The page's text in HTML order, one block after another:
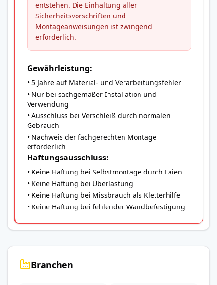
entstehen. Die Einhaltung aller
Sicherheitsvorschriften und
Montageanweisungen ist zwingend
erforderlich.
Gewährleistung:
• 5 Jahre auf Material- und Verarbeitungsfehler
• Nur bei sachgemäßer Installation und
Verwendung
• Ausschluss bei Verschleiß durch normalen
Gebrauch
• Nachweis der fachgerechten Montage
erforderlich
Haftungsausschluss:
• Keine Haftung bei Selbstmontage durch Laien
• Keine Haftung bei Überlastung
• Keine Haftung bei Missbrauch als Kletterhilfe
• Keine Haftung bei fehlender Wandbefestigung
Branchen